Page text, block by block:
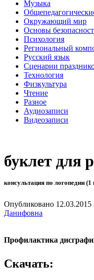
Музыка
Окружающий мир
Основы
Психология
Региональный
Русский язык
Сценарии
Технология
Физкультура
Чтение
Разное
Аудиозаписи
Видеозаписи
буклет для
консультация по логопедии (1
Опубликовано 12.03.2015
Данифовна
Профилактика
Скачать: